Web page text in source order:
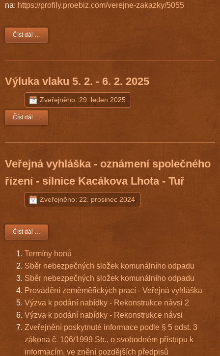
na: https://profily.proebiz.com/verejne-zakazky/5055
Číst dál …
Výluka vlaku 5. 2. - 6. 2. 2025
Zveřejněno: 29. leden 2025
Číst dál …
Veřejná vyhláška - oznámení společného
řízení - silnice Kacákova Lhota - Tuř
Zveřejněno: 22. prosinec 2024
Číst dál …
Termíny honů
Sběr nebezpečných složek komunálního odpadu
Sběr nebezpečných složek komunálního odpadu
Provádění zeměměřických prací - Veřejná vyhláška
Výzva k podání nabídky - Rekonstrukce návsi 2
Výzva k podání nabídky - Rekonstrukce návsi
Zveřejnění poskytnuté informace podle § 5 odst. 3
zákona č. 106/1999 Sb., o svobodném přístupu k
informacím, ve znění pozdějších předpisů